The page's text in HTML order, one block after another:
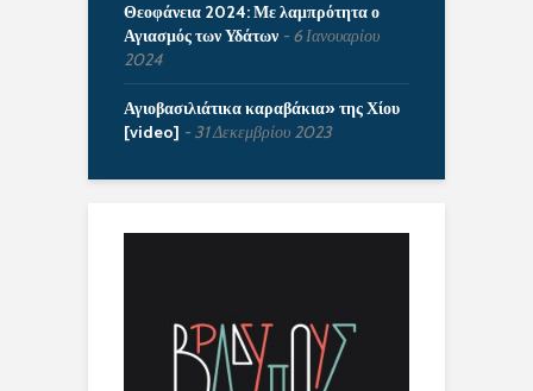
Θεοφάνεια 2024: Με λαμπρότητα ο
Αγιασμός των Υδάτων
6 Ιανουαρίου
2024
Αγιοβασιλιάτικα καραβάκια» της Χίου
[video]
31 Δεκεμβρίου 2023